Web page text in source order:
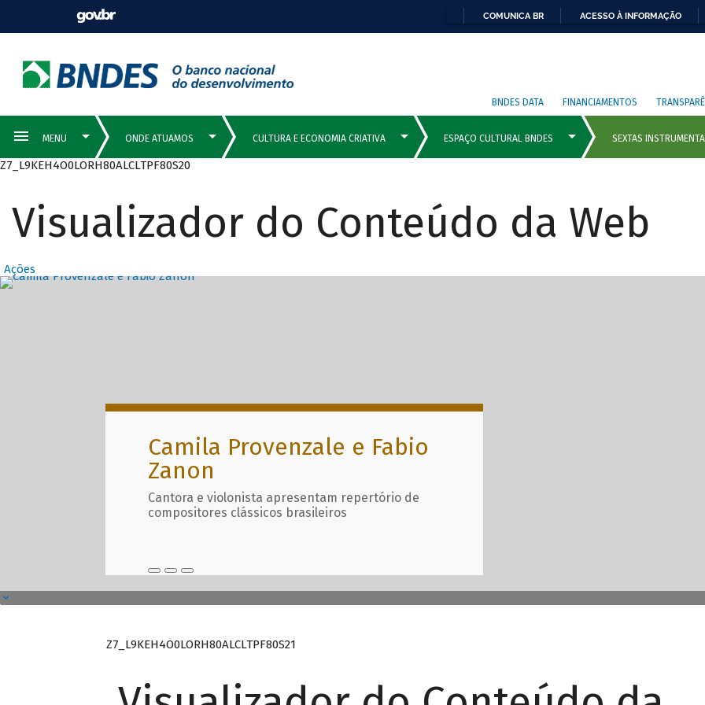
COMUNICA BR ACESSO À INFORMAÇÃO
BNDES DATA FINANCIAMENTOS
Z7_L9KEH4O0LORH80ALCLTPF80S20
Visualizador do Conteúdo da Web
Ações
Destaques Principais com
Camila Provenzale e Fabio
Zanon
Cantora e violonista apresentam repertório de
compositores clássicos brasileiros
Z7_L9KEH4O0LORH80ALCLTPF80S21